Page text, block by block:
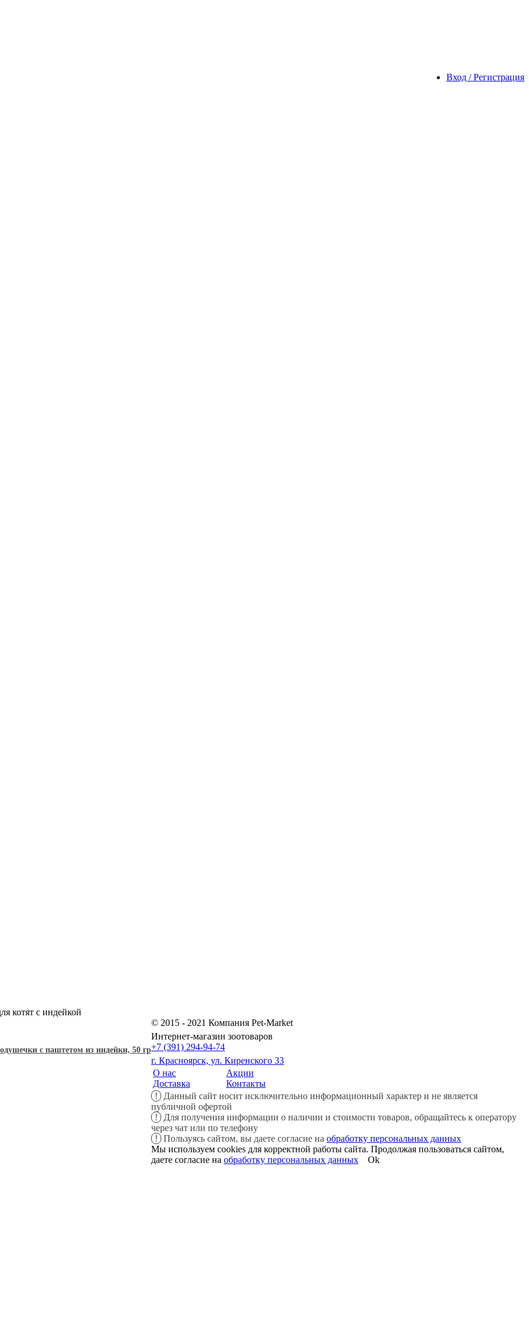
Вход / Регистрация
котят с индейкой
с паштетом из индейки, 50 гр
© 2015 - 2021 Компания Pet-Market
Интернет-магазин зоотоваров
+7 (391) 294-94-74
г. Красноярск, ул. Киренского 33
О нас
Доставка
Акции
Контакты
!
Данный сайт носит исключительно информационный характер и не является
публичной офертой
!
Для получения информации о наличии и стоимости товаров, обращайтесь к оператору
через чат или по телефону
!
Пользуясь сайтом, вы даете согласие на обработку персональных данных
Мы используем cookies для корректной работы сайта. Продолжая пользоваться сайтом,
даете согласие на обработку персональных данных Ok